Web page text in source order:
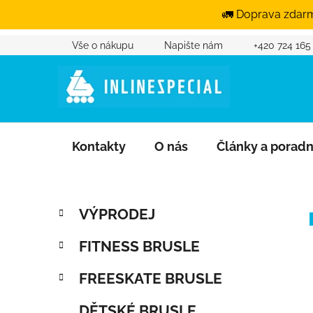
🚛 Doprava
Přejít na obsah
Vše o nákupu Napište nám +420 724 165
Kontakty O nás Články a
Postranní panel
Přeskočit kategorie
Kategorie
VÝPRODEJ
FITNESS BRUSLE
FREESKATE BRUSLE